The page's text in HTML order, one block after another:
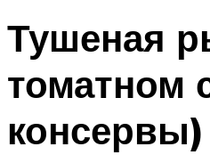
Тушеная
томатном
консервы)